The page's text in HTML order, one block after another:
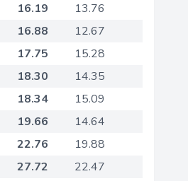
16.19
13.76
16.88
12.67
17.75
15.28
18.30
14.35
18.34
15.09
19.66
14.64
22.76
19.88
27.72
22.47